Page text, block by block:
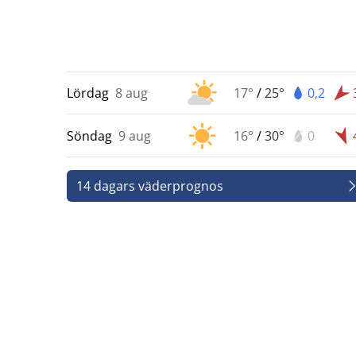
Lördag 8 aug 17° /25° 0,2
Söndag 9 aug 16° /30° 0
14 dagars väderprognos